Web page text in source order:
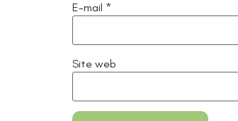
E-mail *
Site web